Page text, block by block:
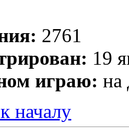
2761
19
играю: на
началу